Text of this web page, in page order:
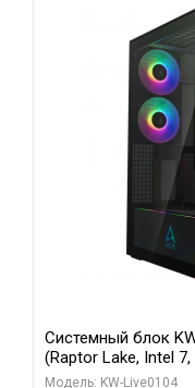
Системный блок
(Raptor Lake, Intel
модуля)/ Afox
Модель: KW-Live0104